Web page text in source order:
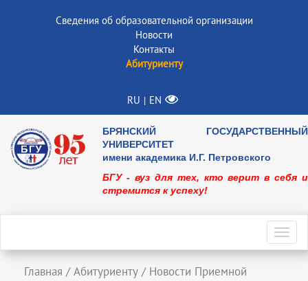
Сведения об образовательной организации
Новости
Контакты
Абитуриенту
RU | EN
БРЯНСКИЙ ГОСУДАРСТВЕННЫЙ
УНИВЕРСИТЕТ
имени академика И.Г. Петровского
БГУ - вуз для тех, кто верит в себя и
стремится к успеху!
Главная / Абитуриенту / Новости Приемной